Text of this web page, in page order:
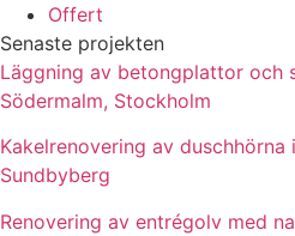
Offert
Senaste projekten
Läggning av betongplattor och
Södermalm, Stockholm
Kakelrenovering av
Sundbyberg
Renovering av entrégolv med